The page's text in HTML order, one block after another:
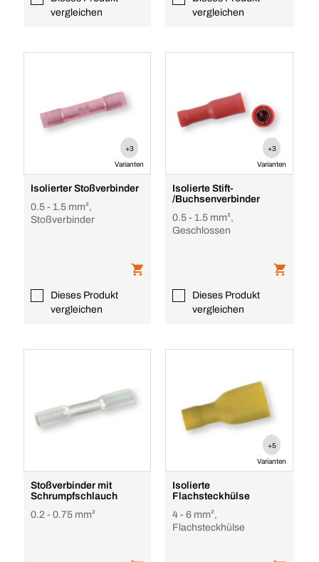
vergleichen
vergleichen
+3
Varianten
Isolierter Stoßverbinder
0.5 - 1.5 mm²,
Stoßverbinder
Dieses Produkt
vergleichen
+3
Varianten
Isolierte Stift-
/Buchsenverbinder
0.5 - 1.5 mm²,
Geschlossen
Dieses Produkt
vergleichen
Stoßverbinder mit
Schrumpfschlauch
0.2 - 0.75 mm²
+5
Varianten
Isolierte
Flachsteckhülse
4 - 6 mm²,
Flachsteckhülse